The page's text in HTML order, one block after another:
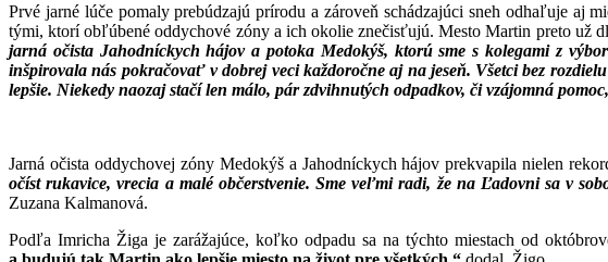
Prvé jarné lúče pomaly prebúdzajú prírodu a zároveň schádzajúci sneh odhaľuje aj
tými, ktorí obľúbené oddychové zóny a ich okolie znečisťujú. Mesto Martin preto už
jarná očista Jahodníckych hájov a potoka Medokýš, ktorú sme s kolegami z
inšpirovala nás pokračovať v dobrej veci každoročne aj na jeseň. Všetci bez
lepšie. Niekedy naozaj stačí len málo, pár zdvihnutých odpadkov, či vzájomná
Jarná očista oddychovej zóny Medokýš a Jahodníckych hájov prekvapila nielen
očíst rukavice, vrecia a malé občerstvenie. Sme veľmi radi, že na Ľadovni sa v
Zuzana Kalmanová.
Podľa Imricha Žiga je zarážajúce, koľko odpadu sa na týchto miestach od